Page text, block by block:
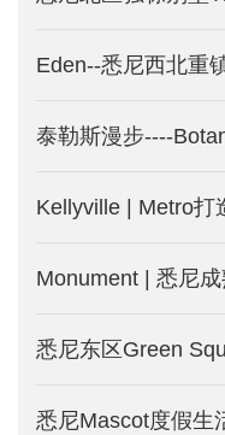
Eden--悉尼西北重
泰勒斯漫步----
悉尼东区Green
悉尼Mascot度假生